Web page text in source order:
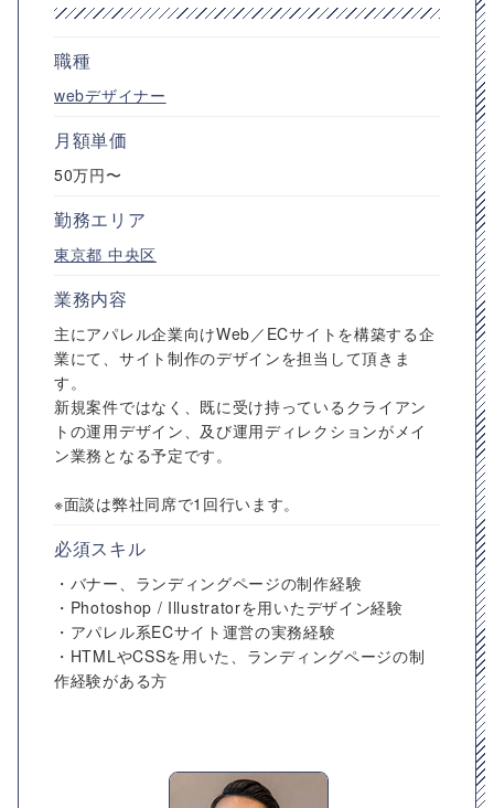
職種
webデザイナー
月額単価
50万円〜
勤務エリア
東京都 中央区
業務内容
主にアパレル企業向けWeb／ECサイトを構築する企
業にて、サイト制作のデザインを担当して頂きま
す。
新規案件ではなく、既に受け持っているクライアン
トの運用デザイン、及び運用ディレクションがメイ
ン業務となる予定です。
※面談は弊社同席で1回行います。
必須スキル
・バナー、ランディングページの制作経験
・Photoshop / Illustratorを用いたデザイン経験
・アパレル系ECサイト運営の実務経験
・HTMLやCSSを用いた、ランディングページの制
作経験がある方